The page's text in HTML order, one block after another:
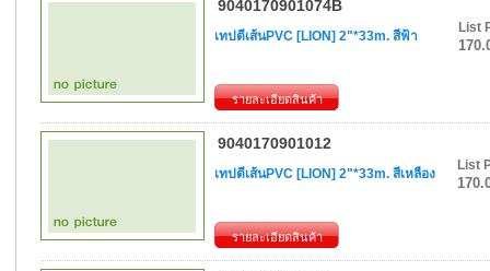
9040170901074B
เทปตีเส้นPVC [LION] 2"*33m. สีฟ้า
รายละเอียดสินค้า
List
9040170901012
เทปตีเส้นPVC [LION] 2"*33m. สีเหลือง
รายละเอียดสินค้า
List